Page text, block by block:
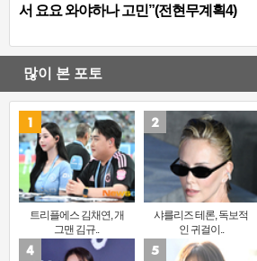
서 요요 와야하나 고민”(전현무계획4)
많이 본 포토
트리플에스 김채연, 개
그맨 김규..
샤를리즈 테론, 독보적
인 귀걸이..